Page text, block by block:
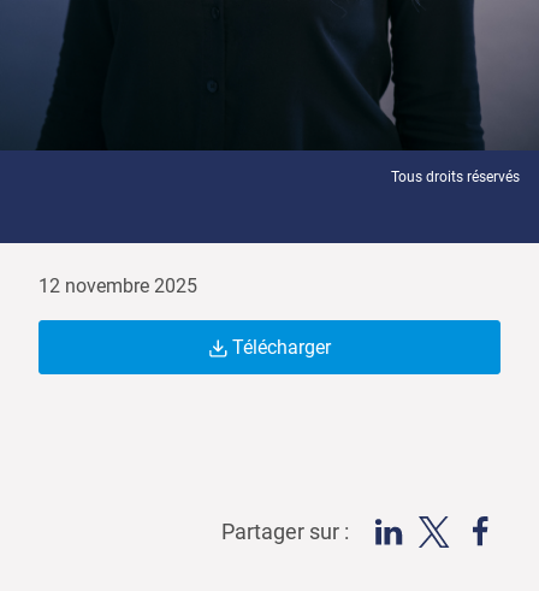
12 novembre 2025
Télécharger
Tous droits réservés
Partager sur :